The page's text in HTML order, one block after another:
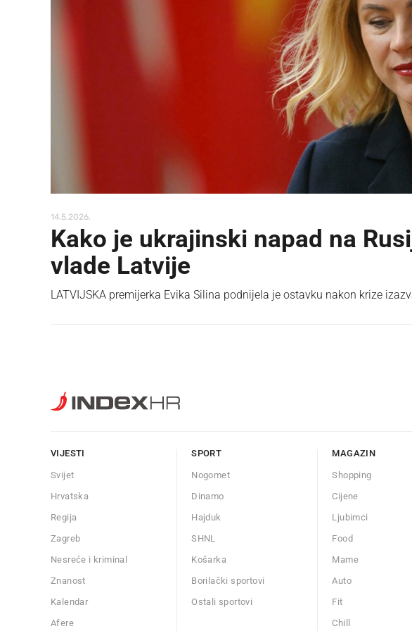
14.5.2026.
Kako je ukrajinski napad na
vlade Latvije
LATVIJSKA premijerka Evika Silina podnijela je ostavku nakon krize
VIJESTI
Svijet
Hrvatska
Regija
Zagreb
Nesreće i kriminal
Znanost
Kalendar
Afere
SPORT
Nogomet
Dinamo
Hajduk
SHNL
Košarka
Borilački sportovi
Ostali sportovi
MAGAZIN
Shopping
Cijene
Ljubimci
Food
Mame
Auto
Fit
Chill